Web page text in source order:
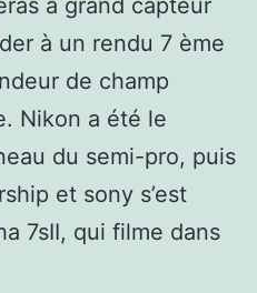
à un rendu 7 ème
de champ
Nikon a été le
du semi-pro, puis
et sony s’est
7sII, qui filme dans